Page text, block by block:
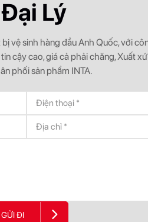
Lý
vệ sinh hàng đầu Anh Quốc, với
cậy cao, giá cả phải chăng, Xuất
phối sản phẩm INTA.
GỬI ĐI